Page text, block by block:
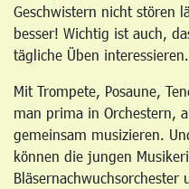
Geschwistern nicht stören
besser! Wichtig ist auch,
tägliche Üben interessieren.
Mit Trompete, Posaune,
man prima in Orchestern,
gemeinsam musizieren.
können die jungen
Bläsernachwuchsorchester